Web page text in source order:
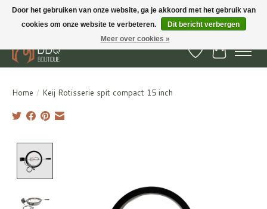
BBQ Boutique - Gratis verzenden en afhalen in Hedel en Kesteren
Verlanglijst
Home / Keij Rotisserie spit compact 15 inch
Door het gebruiken van onze website, ga je akkoord met het gebruik van
cookies om onze website te verbeteren.
Dit bericht verbergen
Meer over cookies »